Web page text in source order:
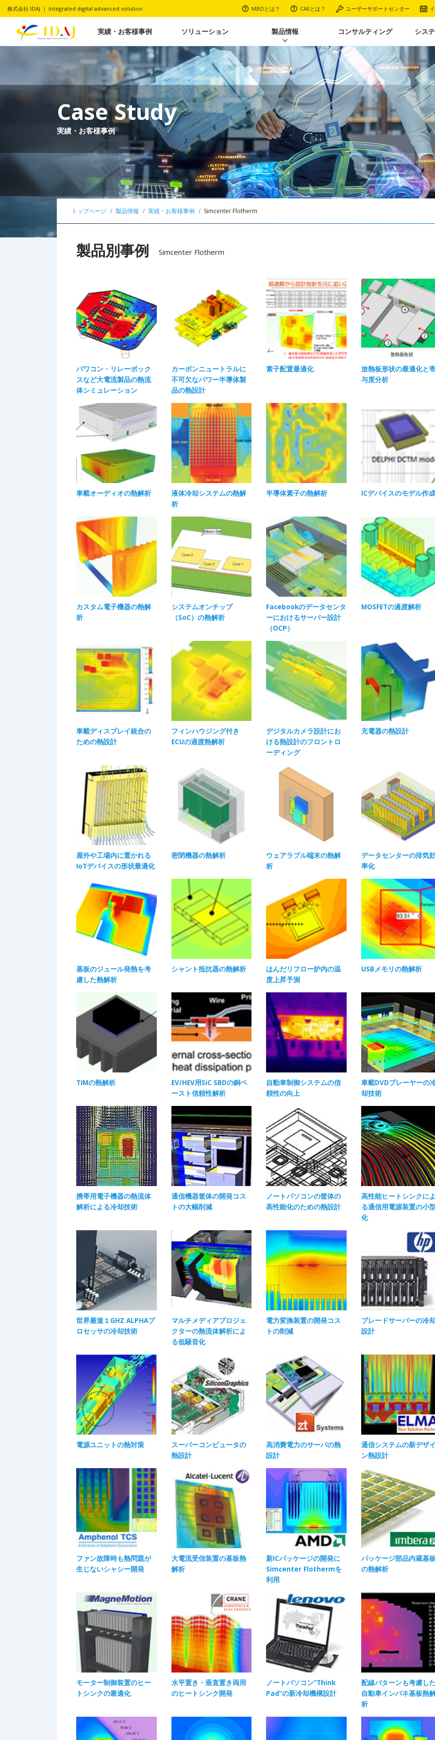
株式会社 IDAJ ｜ Integrated digital advanced solution MBDとは？ CAEとは？ ユーザーサポートセンター
実績・お客様事例 ソリューション 製品情報 コンサルティング シス
Case Study
実績・お客様事例
トップページ 製品情報 実績・お客様事例 Simcenter Flotherm
製品別事例 Simcenter Flotherm
パワコン・リレーボック
スなど大電流製品の熱流
体シミュレーション
カーボンニュートラルに
不可欠なパワー半導体製
品の熱設計
素子配置最適化
放熱板形状の最適化と
与度分析​
車載オーディオの熱解析
液体冷却システムの熱解
析
半導体素子の熱解析 ICデバイスのモデル作成​
カスタム電子機器の熱解
析
システムオンチップ
（SoC）の熱解析
Facebookのデータセンタ
ーにおけるサーバー設計
（OCP）
MOSFETの過渡解析​
車載ディスプレイ統合の
ための熱設計​
フィンハウジング付き
ECUの過渡熱解析
デジタルカメラ設計にお
ける熱設計のフロントロ
ーディング​
充電器の熱設計
屋外や工場内に置かれる
IoTデバイスの形状最適化​
密閉機器の熱解析​
ウェアラブル端末の熱解
析
データセンターの排気
率化
基板のジュール発熱を考
慮した熱解析
シャント抵抗器の熱解析
はんだリフロー炉内の温
度上昇予測
USBメモリの熱解析​
TIMの熱解析​
EV/HEV用SiC SBDの銅ペ
ースト信頼性解析
自動車制御システムの信
頼性の向上
車載DVDプレーヤーの
却技術
携帯用電子機器の熱流体
解析による冷却技術
通信機器筐体の開発コス
トの大幅削減
ノートパソコンの筐体の
高性能化のための熱設計
高性能ヒートシンクに
る通信用電源装置の小
化
世界最速１GHZ ALPHAプ
ロセッサの冷却技術
マルチメディアプロジェ
クターの熱流体解析によ
る低騒音化
電力変換装置の開発コス
トの削減
ブレードサーバーの冷
設計
電源ユニットの熱対策
スーパーコンピュータの
熱設計
高消費電力のサーバの熱
設計
通信システムの新デザ
ン熱設計
ファン故障時も熱問題が
生じないシャシー開発
大電流受信装置の基板熱
解析
新ICパッケージの開発に
Simcenter Flothermを
利用
パッケージ部品内蔵基
の熱解析
モーター制御装置のヒー
トシンクの最適化
水平置き・垂直置き両用
のヒートシンク開発
ノートパソコン”Think
Pad”の新冷却機構設計
配線パターンも考慮し
自動車インパネ基板熱
析